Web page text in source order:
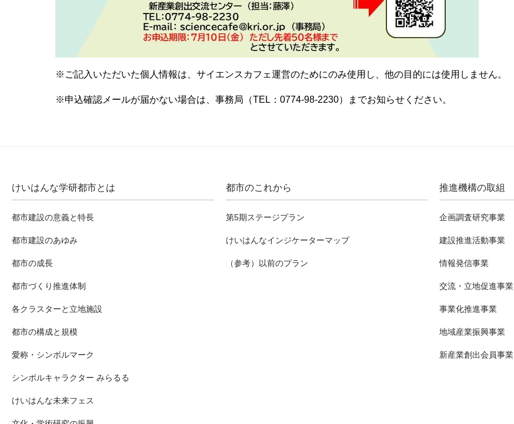
※ご記入いただいた個人情報は、サイエンスカフェ運営のためにのみ使用し、他の目的には使用しません。
※申込確認メールが届かない場合は、事務局（TEL：0774-98-2230）までお知らせください。
けいはんな学研都市とは
都市建設の意義と特長
都市建設のあゆみ
都市の成長
都市づくり推進体制
各クラスターと立地施設
都市の構成と規模
愛称・シンボルマーク
シンボルキャラクター みらるる
けいはんな未来フェス
都市のこれから
第5期ステージプラン
けいはんなインジケーターマップ
（参考）以前のプラン
推進機構の取組
企画調査研究事業
建設推進活動事業
情報発信事業
交流・立地促進事業
事業化推進事業
地域産業振興事業
新産業創出会員事業